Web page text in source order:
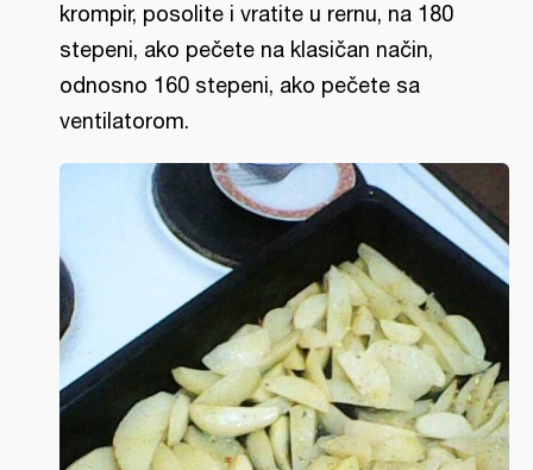
krompir, posolite i vratite u rernu, na 180
stepeni, ako pečete na klasičan način,
odnosno 160 stepeni, ako pečete sa
ventilatorom.